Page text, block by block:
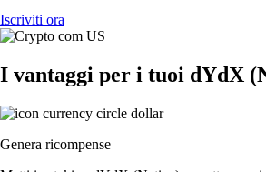
Iscriviti ora
I vantaggi per i tuoi dYdX
Genera ricompense